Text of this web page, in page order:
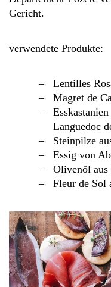
Gericht.
verwendete Produkte:
Lentilles
Magret de
Languedoc
Steinpilze
Essig von
Olivenöl
Fleur de Sol